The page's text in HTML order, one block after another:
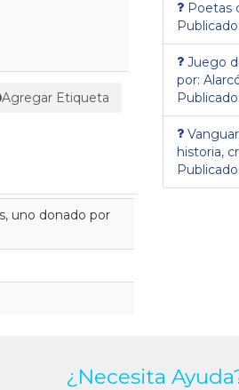
Agregar Etiqueta
uno donado por
Poetas
Juego
por:
historia,
¿Necesita